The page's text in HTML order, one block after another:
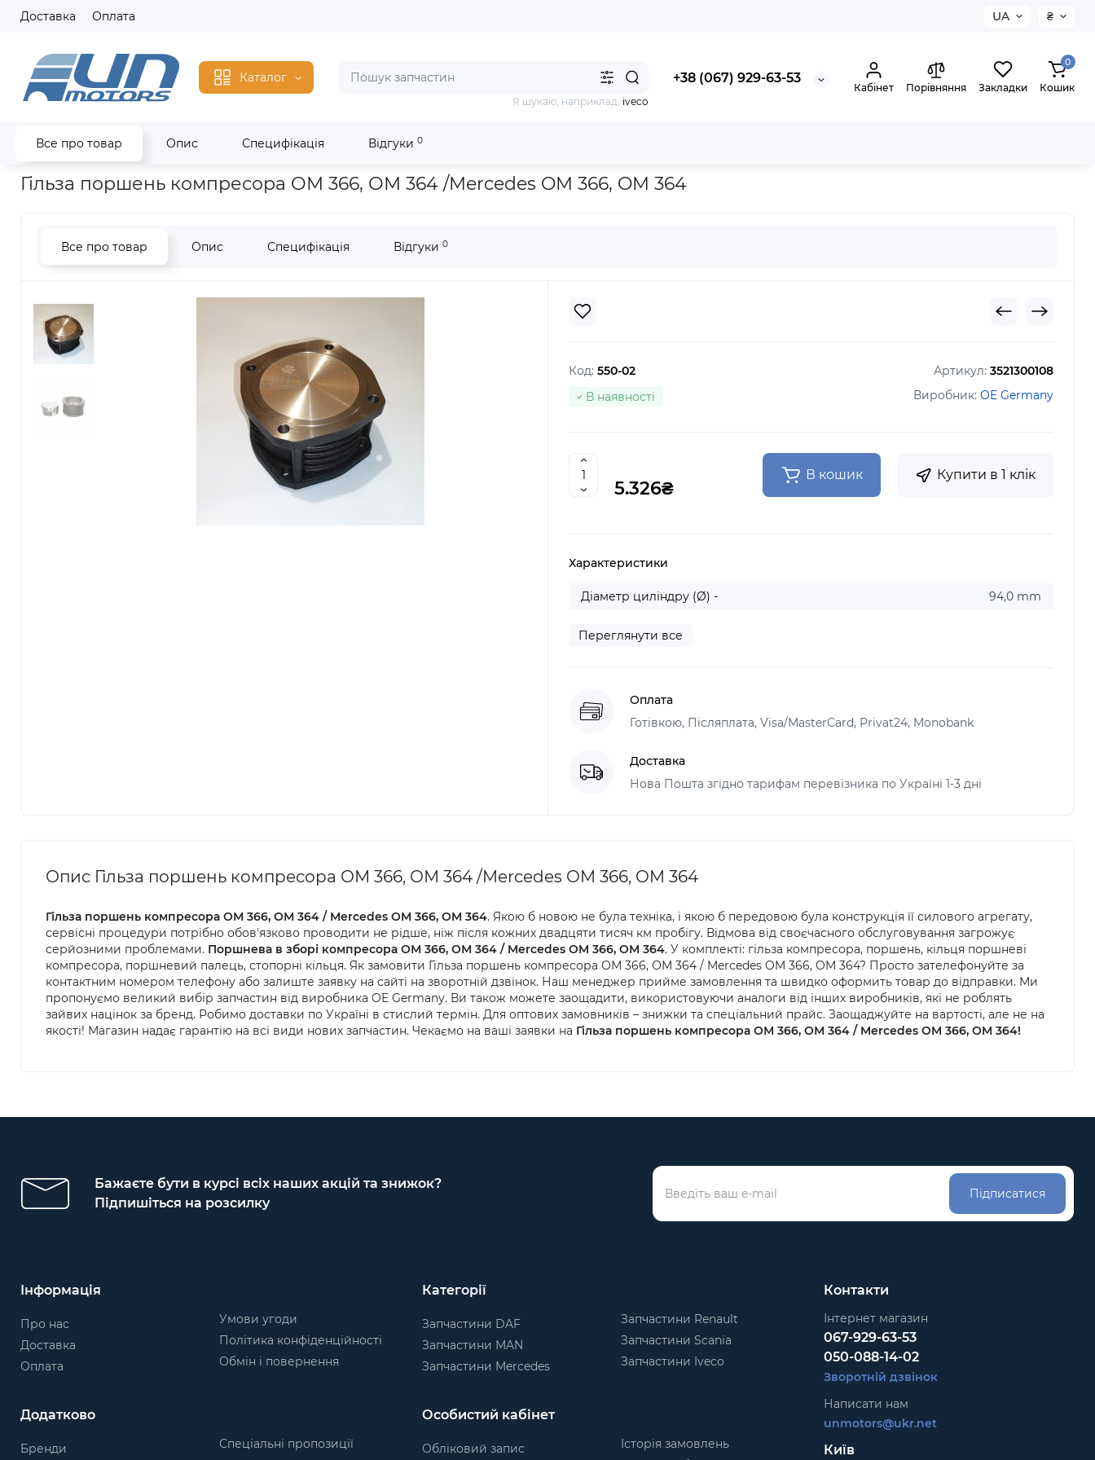
Доставка Оплата UA ₴
Каталог +38 (067) 929-63-53
Я шукаю, наприклад, iveco
Кабінет Порівняння Закладки
0
Кошик
Все про товар Опис Специфікація Відгуки 0
Головна Запчастини Mercedes OM 364 /OM 366 Гільза поршень компресора ОМ 366, ОМ 364 /Mercedes OM 366, OM 364
Гільза поршень компресора ОМ 366, ОМ 364 /Mercedes OM 366, OM 364
Все про товар Опис Специфікація Відгуки 0
Код: 550-02 Артикул: 3521300108
Виробник: OE Germany
В наявності
5.326₴
В кошик Купити в 1 клік
Характеристики
Діаметр циліндру (Ø) - 94,0 mm
Переглянути все
Оплата
Готівкою, Післяплата, Visa/MasterCard, Privat24, Monobank
Доставка
Нова Пошта згідно тарифам перевізника по Україні 1-3 дні
Опис Гільза поршень компресора ОМ 366, ОМ 364 /Mercedes OM 366, OM 364
Гільза поршень компресора ОМ 366, ОМ 364 / Mercedes OM 366, OM 364. Якою б новою не була техніка, і якою б передовою була конструкція її силового агрегату,
сервісні процедури потрібно обов'язково проводити не рідше, ніж після кожних двадцяти тисяч км пробігу. Відмова від своєчасного обслуговування загрожує
серйозними проблемами. Поршнева в зборі компресора ОМ 366, ОМ 364 / Mercedes OM 366, OM 364. У комплекті: гільза компресора, поршень, кільця поршневі
компресора, поршневий палець, стопорні кільця. Як замовити Гільза поршень компресора ОМ 366, ОМ 364 / Mercedes OM 366, OM 364? Просто зателефонуйте за
контактним номером телефону або залиште заявку на сайті на зворотній дзвінок. Наш менеджер прийме замовлення та швидко оформить товар до відправки. Ми
пропонуємо великий вибір запчастин від виробника OE Germany. Ви також можете заощадити, використовуючи аналоги від інших виробників, які не роблять
зайвих націнок за бренд. Робимо доставки по Україні в стислий термін. Для оптових замовників – знижки та спеціальний прайс. Заощаджуйте на вартості, але не на
якості! Магазин надає гарантію на всі види нових запчастин. Чекаємо на ваші заявки на Гільза поршень компресора ОМ 366, ОМ 364 / Mercedes OM 366, OM 364!
Бажаєте бути в курсі всіх наших акцій та знижок?
Підпишіться на розсилку
Підписатися
Інформація
Про нас
Доставка
Оплата
Умови угоди
Політика конфіденційності
Обмін і повернення
Категорії
Запчастини DAF
Запчастини MAN
Запчастини Mercedes
Запчастини Renault
Запчастини Scania
Запчастини Iveco
Додатково
Бренди
Спеціальні пропозиції
Особистий кабінет
Обліковий запис
Історія замовлень
Контакти
Інтернет магазин
067-929-63-53
050-088-14-02
Зворотній дзвінок
Написати нам
unmotors@ukr.net
Київ